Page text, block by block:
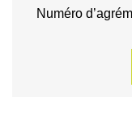
Numéro